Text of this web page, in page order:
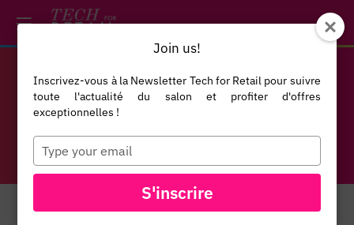
BLOG
*/
Join us!
Inscrivez-vous à la Newsletter Tech for Retail pour suivre
toute l'actualité du salon et profiter d'offres
exceptionnelles !
Type
your
email
S'inscrire